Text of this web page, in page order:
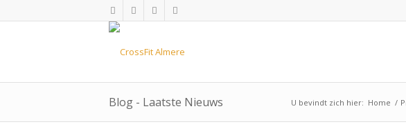
Blog - Laatste Nieuws U bevindt zich hier: Home /